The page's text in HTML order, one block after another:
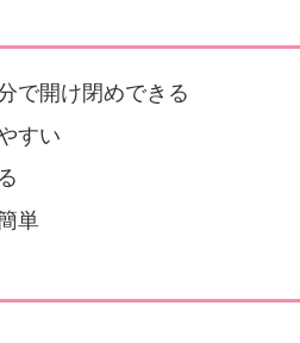
で開け閉めできる
すい
単